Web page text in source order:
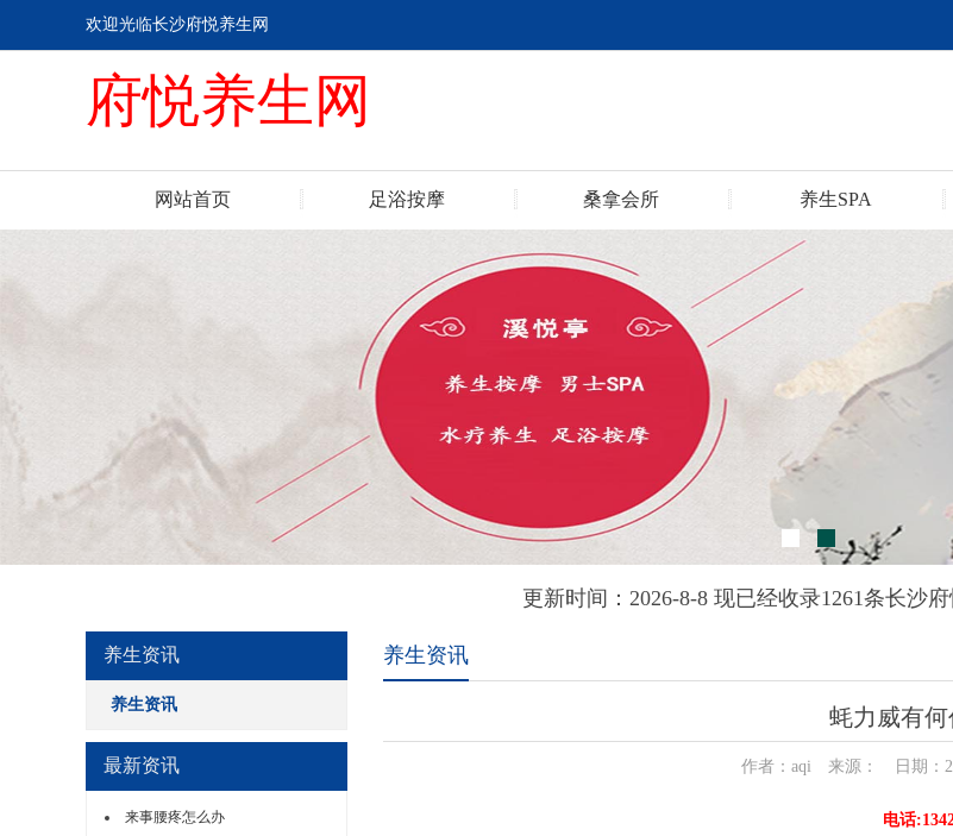
欢迎光临长沙府悦养生网
府悦养生网
网站首页 足浴按摩 桑拿会所 养生SPA
更新时间：2026-8-8 现已经收录1261条长沙
养生资讯
养生资讯
最新资讯
来事腰疼怎么办
养生资讯
蚝力威有
作者：aqi 来源： 日期：
电话